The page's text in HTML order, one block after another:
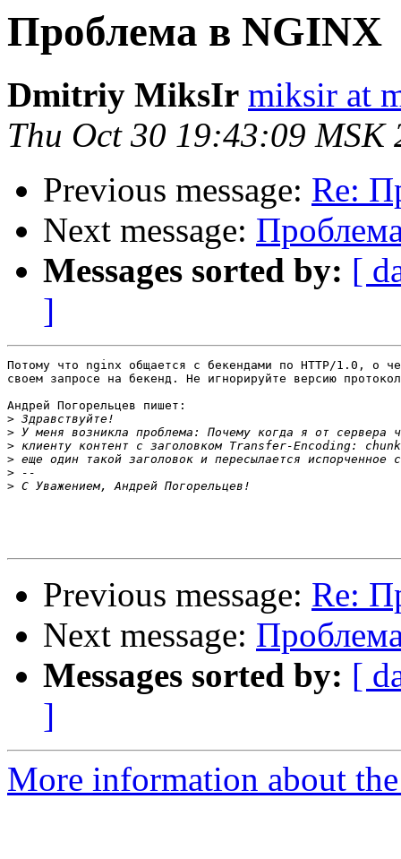
Проблема в NGINX
Dmitriy MiksIr miksir at
Thu Oct 30 19:43:09 MSK
Previous message: Re:
Next message:
Messages sorted by: [
]
Потому что nginx общается с бекендами по HTTP/1.0, о
своем запросе на бекенд. Не игнорируйте версию
Андрей Погорельцев пишет:
>
>
>
>
>
>
Previous message: Re:
Next message:
Messages sorted by: [
]
More information about